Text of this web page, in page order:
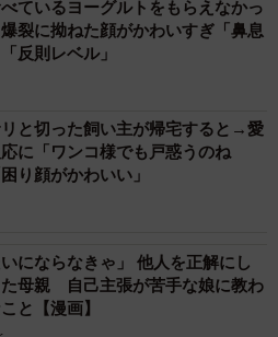
校外の学習時間が11年で2割減少
分層」が約半数に達する深刻な実
習格差
ース情報部
」という言葉のイメージにとらわれ
？ 不動産業者が語る「物件の可
さないために必要なこと
田区の中央線高架に心ない落書き
平橋架道橋の被害に怒りの声 「何